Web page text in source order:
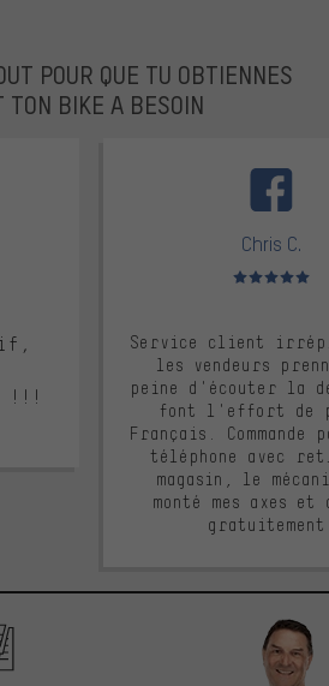
POUR QUE TU OBTIENNES
TON BIKE A BESOIN
sur 5
!!!
Chris C.
Note moyenne :
Service client
les vendeurs
peine d'écouter la
font l'effort de
Français. Commande
téléphone avec
magasin, le
monté mes axes et